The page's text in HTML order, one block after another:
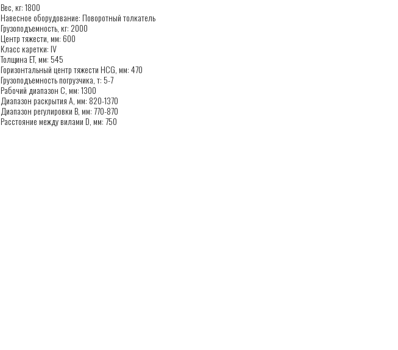
Вес, кг: 1800
Навесное оборудование: Поворотный толкатель
Грузоподъемность, кг: 2000
Центр тяжести, мм: 600
Класс каретки: IV
Толщина ET, мм: 545
Горизонтальный центр тяжести HCG, мм: 470
Грузоподъемность погрузчика, т: 5-7
Рабочий диапазон C, мм: 1300
Диапазон раскрытия A, мм: 820-1370
Диапазон регулировки B, мм: 770-870
Расстояние между вилами D, мм: 750